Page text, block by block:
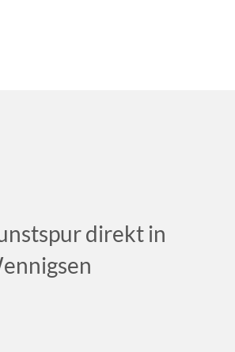
direkt in